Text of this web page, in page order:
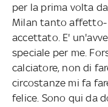
per la prima volta
Milan tanto affetto-
accettato. E'
speciale per me.
calciatore, non di
circostanze mi fa
felice. Sono qui da